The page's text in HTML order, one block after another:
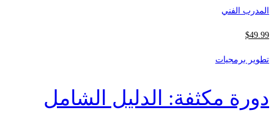
المدرب الفني
$49.99
تطوير برمجيات
دورة مكثفة: الدليل الشامل